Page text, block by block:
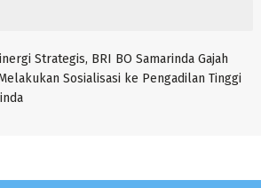
Strategis, BRI BO Samarinda Gajah
Sosialisasi ke Pengadilan Tinggi